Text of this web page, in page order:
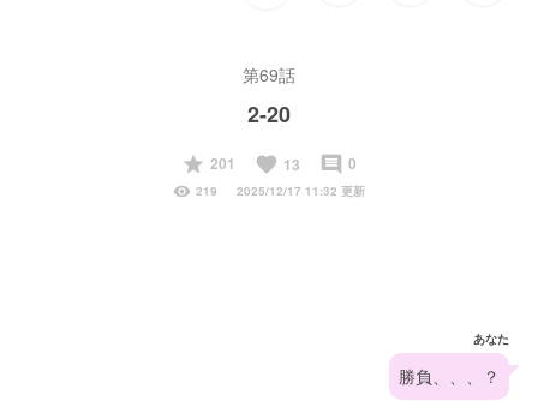
第69話
2-20
start
201 favorite 13 insert_comment 0
visibility 219 2025/12/17 11:32 更新
あなた
勝負、、、？